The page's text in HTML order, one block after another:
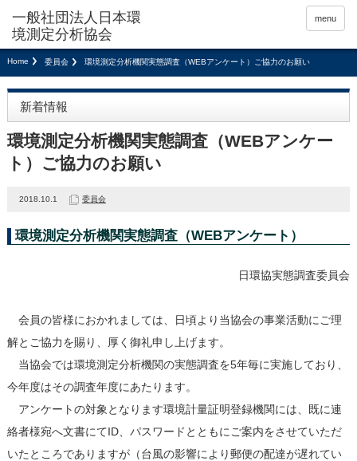
menu
Home 委員会 環境測定分析機関実態調査（WEBアンケート）ご協力のお願い
新着情報
環境測定分析機関実態調査（WEBアンケー
ト）ご協力のお願い
2018.10.1 委員会
環境測定分析機関実態調査（WEBアンケート）
日環協実態調査委員会
会員の皆様におかれましては、日頃より当協会の事業活動にご理
解とご協力を賜り、厚く御礼申し上げます。
当協会では環境測定分析機関の実態調査を5年毎に実施しており、
今年度はその調査年度にあたります。
アンケートの対象となります環境計量証明登録機関には、既に連
絡者様宛へ文書にてID、パスワードとともにご案内をさせていただ
いたところでありますが（台風の影響により郵便の配達が遅れてい